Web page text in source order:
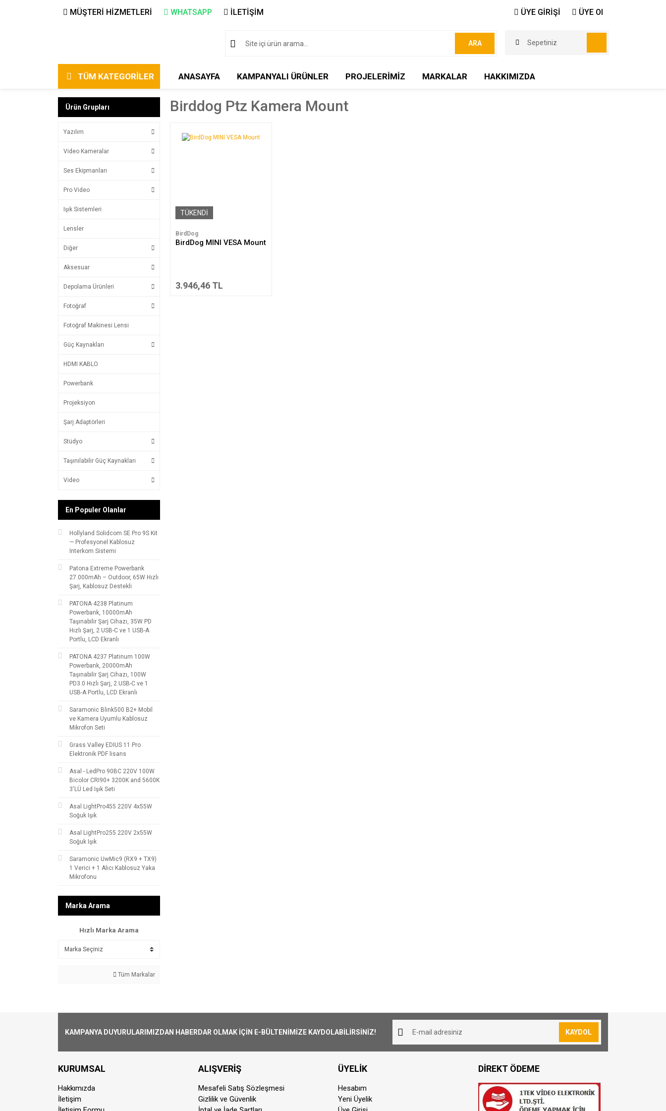
MÜŞTERİ HİZMETLERİ WHATSAPP İLETİŞİM ÜYE GİRİŞİ ÜYE Ol
ARA Sepetiniz
TÜM KATEGORİLER ANASAYFA KAMPANYALI ÜRÜNLER PROJELERİMİZ MARKALAR HAKKIMIZDA
Ürün Grupları
Yazılım
Video Kameralar
Ses Ekipmanları
Pro Video
Işık Sistemleri
Lensler
Diğer
Aksesuar
Depolama Ürünleri
Fotoğraf
Fotoğraf Makinesi Lensi
Güç Kaynakları
HDMI KABLO
Powerbank
Projeksiyon
Şarj Adaptörleri
Stüdyo
Taşınılabilir Güç Kaynakları
Video
En Populer Olanlar
Hollyland Solidcom SE Pro 9S Kit
— Profesyonel Kablosuz
Interkom Sistemi
Patona Extreme Powerbank
27.000mAh – Outdoor, 65W Hızlı
Şarj, Kablosuz Destekli
PATONA 4238 Platinum
Powerbank, 10000mAh
Taşınabilir Şarj Cihazı, 35W PD
Hızlı Şarj, 2 USB-C ve 1 USB-A
Portlu, LCD Ekranlı
PATONA 4237 Platinum 100W
Powerbank, 20000mAh
Taşınabilir Şarj Cihazı, 100W
PD3.0 Hızlı Şarj, 2 USB-C ve 1
USB-A Portlu, LCD Ekranlı
Saramonic Blink500 B2+ Mobil
ve Kamera Uyumlu Kablosuz
Mikrofon Seti
Grass Valley EDIUS 11 Pro
Elektronik PDF lisans
Asal - LedPro 90BC 220V 100W
Bicolor CRI90+ 3200K and 5600K
3'LÜ Led Işık Seti
Asal LightPro455 220V 4x55W
Soğuk Işık
Asal LightPro255 220V 2x55W
Soğuk Işık
Saramonic UwMic9 (RX9 + TX9)
1 Verici + 1 Alıcı Kablosuz Yaka
Mikrofonu
Marka Arama
Hızlı Marka Arama
Tüm Markalar
Birddog Ptz Kamera Mount
TÜKENDİ
BirdDog
BirdDog MINI VESA Mount
3.946,46 TL
KAMPANYA DUYURULARIMIZDAN HABERDAR OLMAK İÇİN E-BÜLTENİMİZE KAYDOLABİLİRSİNİZ! KAYDOL
KURUMSAL
Hakkımızda
İletişim
ALIŞVERİŞ
Mesafeli Satış Sözleşmesi
Gizlilik ve Güvenlik
ÜYELİK
Hesabım
Yeni Üyelik
DİREKT ÖDEME